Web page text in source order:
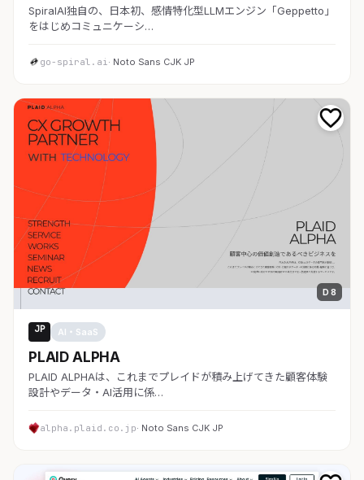
SpiralAI独自の、日本初、感情特化型LLMエンジン「Geppetto」
をはじめコミュニケーシ…
go-spiral.ai · Noto Sans CJK JP
D 8
JP AI・SaaS
PLAID ALPHA
PLAID ALPHAは、これまでプレイドが積み上げてきた顧客体験
設計やデータ・AI活用に係…
alpha.plaid.co.jp· Noto Sans CJK JP